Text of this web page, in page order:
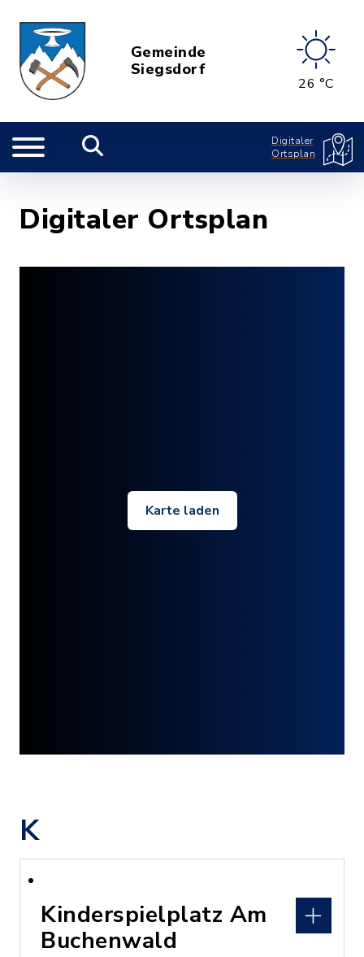
Gemeinde
Siegsdorf
26 °C
Digitaler
Ortsplan
Digitaler Ortsplan
Karte laden
K
Kinderspielplatz Am
Buchenwald